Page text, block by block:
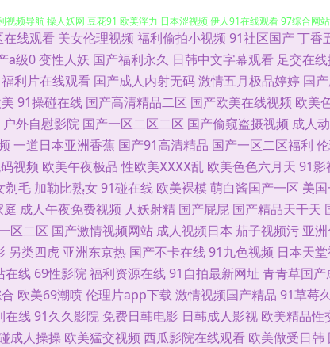
精品九九女人 午夜天堂影院 69福利视频导航 成人视频精彩入口 激情色色
熟女91 日本道东京热 在线观看成人 www黄色片 九九这里是精品 欧美在
片免费网站 黄色电影黄址 久艹在线资源 青青艹大香蕉 尤物在线导航 91亚
足交 青青草原99 超碰老司机 人妻丝袜20p 手机在线有码A片 大香蕉伊综
网站 岛国av免费 精品不卡视屏 三级网站 91免费大片 超碰大香蕉97 狠狠
天 91美女在线 俺去也资源 国产夫妻96 久草福利资源站 天天干天操 91夜
超碰在线第一页 韩国欧美色图 亚洲天堂有码 成人另类免费视频 韩日色网
航第 欧美福利电影 色婷婷五月激情 91超碰人人艹 AV黄色男人天堂 久久
在线观看 美女伦理视频 福利偷拍小视频 91社区国产丁香
a级0变性人妖 国产福利永久 日韩中文字幕观看 足交在
福利片在线观看 国产成人内射无码激情五月极品婷婷 国
91操碰在线 国产高清精品二区 国产欧美在线视频 欧美
户外自慰影院 国产一区二区二区 国产偷窥盗摄视频 成人
一道日本亚洲香蕉 国产91高清精品 国产一区二区福利
视频 欧美午夜极品 性欧美ⅩⅩⅩⅩ乱 欧美色色六月天 91影
剃毛 加勒比熟女91碰在线 欧美裸模 萌白酱国产一区 美
庭 成人午夜免费视频 人妖射精 国产屁屁 国产精品天干天
区二区 国产激情视频网站 成人视频日本 茄子视频污 亚
另类四虎 亚洲东京热 国产不卡在线91九色视频 日本天
在线 69性影院福利资源在线91自拍最新网址 青青草国产
欧美69潮喷伦理片app下载 激情视频国产精品 91草莓
在线91久久影院 免费日韩电影 日韩成人影视 欧美精品性
成人操操 欧美猛交视频 西瓜影院在线观看 欧美做受日韩